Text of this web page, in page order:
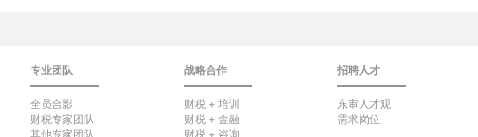
专业团队
全员合影
财税专家团队
其他专家团队
战略合作
财税 + 培训
财税 + 金融
财税 + 咨询
招聘人才
东审人才观
需求岗位